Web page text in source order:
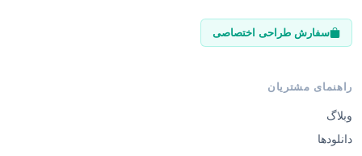
سفارش طراحی اختصاصی
راهنمای مشتریان
وبلاگ
دانلودها